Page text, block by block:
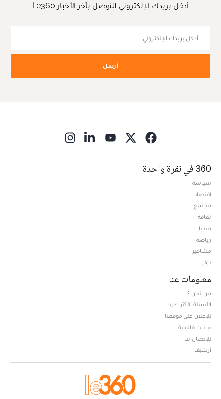
أدخل بريدك الإلكتروني للتوصل بآخر الأخبار Le360
أرسل
360 في نقرة واحدة
سياسة
اقتصاد
مجتمع
ثقافة
ميديا
رياضة
مشاهير
دولي
معلومات عنا
من نحن ؟
الأسئلة الأكثر طرحا
للإعلان على موقعنا
بيانات قانونية
للإتصال بنا
أرشيف